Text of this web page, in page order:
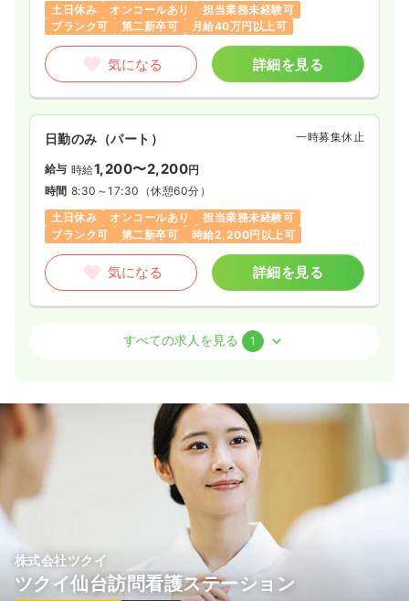
土日休み
オンコールあり
担当業務未経験可
ブランク可
第二新卒可 月給40万円以上可
気になる 詳細を見る
日勤のみ（パート） 一時募集休止
給与 時給1,200〜2,200円
時間 8:30～17:30 （休憩60分）
土日休み
オンコールあり
担当業務未経験可
ブランク可
第二新卒可 時給2,200円以上可
気になる 詳細を見る
正・准看護師
お問い合わせください
（休憩60分）
担当業務未経験可 ブランク可
すべての求人を見る 1
株式会社ツクイ
ツクイ仙台訪問看護ステーション